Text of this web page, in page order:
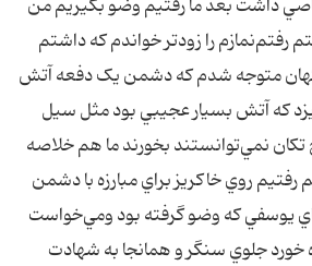
داشت‌ بعد ما رفتيم‌ وضو بگيريم‌ من‌
رفتم‌نمازم‌ را زودتر خواندم‌ که‌ داشتم‌
متوجه‌ شدم‌ که‌ دشمن‌ يک‌ دفعه‌ آتش‌
که‌ آتش‌ بسيار عجيبي‌ بود مثل‌ سيل‌
تکان‌ نمي‌توانستند بخورند ما هم‌ خلاصه‌
رفتيم‌ روي‌ خاکريز براي‌ مبارزه‌ با دشمن‌
يوسفي‌ که‌ وضو گرفته‌ بود ومي‌خواست‌
جلوي‌ سنگر و همانجا به‌ شهادت‌